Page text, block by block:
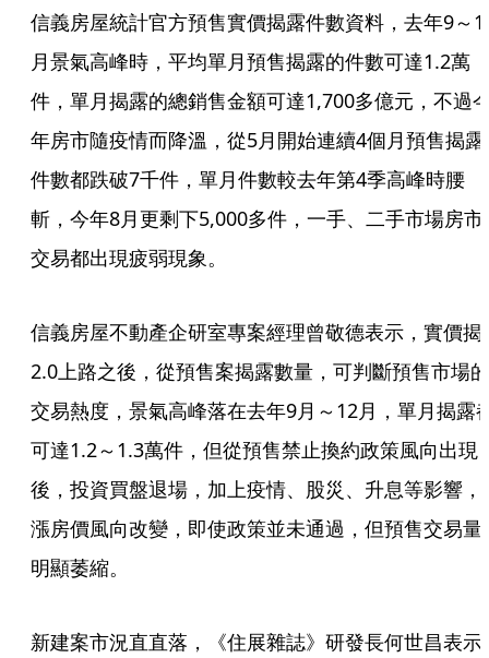
信義房屋統計官方預售實價揭露件數資料，去年9～
月景氣高峰時，平均單月預售揭露的件數可達1.2萬
件，單月揭露的總銷售金額可達1,700多億元，不過
年房市隨疫情而降溫，從5月開始連續4個月預售揭露
件數都跌破7千件，單月件數較去年第4季高峰時腰
斬，今年8月更剩下5,000多件，一手、二手市場房市
交易都出現疲弱現象。
信義房屋不動產企研室專案經理曾敬德表示，實價揭
2.0上路之後，從預售案揭露數量，可判斷預售市場的
交易熱度，景氣高峰落在去年9月～12月，單月揭露
可達1.2～1.3萬件，但從預售禁止換約政策風向出現
後，投資買盤退場，加上疫情、股災、升息等影響，
漲房價風向改變，即使政策並未通過，但預售交易量
明顯萎縮。
新建案市況直直落，《住展雜誌》研發長何世昌表示